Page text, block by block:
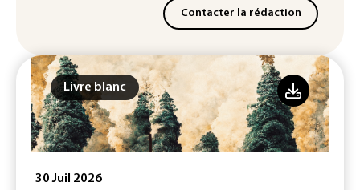
Contacter la rédaction
Livre blanc
30 Juil 2026